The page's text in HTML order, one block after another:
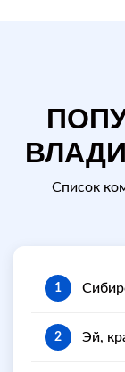
Список
1
2 Эй,